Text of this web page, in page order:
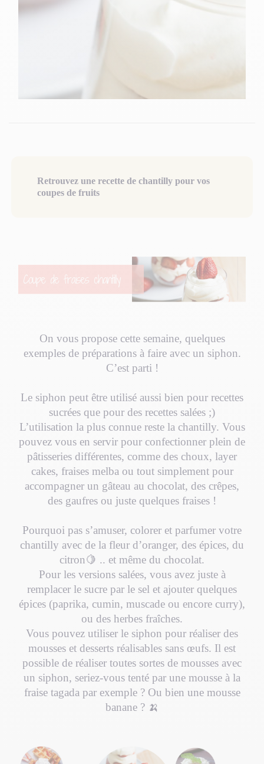
Retrouvez une recette de chantilly pour vos
coupes de fruits
On vous propose cette semaine, quelques
exemples de préparations à faire avec un siphon.
C’est parti !
Le siphon peut être utilisé aussi bien pour recettes
sucrées que pour des recettes salées ;)
L’utilisation la plus connue reste la chantilly. Vous
pouvez vous en servir pour confectionner plein de
pâtisseries différentes, comme des choux, layer
cakes, fraises melba ou tout simplement pour
accompagner un gâteau au chocolat, des crêpes,
des gaufres ou juste quelques fraises !
Pourquoi pas s’amuser, colorer et parfumer votre
chantilly avec de la fleur d’oranger, des épices, du
citron🍋 .. et même du chocolat.
Pour les versions salées, vous avez juste à
remplacer le sucre par le sel et ajouter quelques
épices (paprika, cumin, muscade ou encore curry),
ou des herbes fraîches.
Vous pouvez utiliser le siphon pour réaliser des
mousses et desserts réalisables sans œufs. Il est
possible de réaliser toutes sortes de mousses avec
un siphon, seriez-vous tenté par une mousse à la
fraise tagada par exemple ? Ou bien une mousse
banane ? 🍌